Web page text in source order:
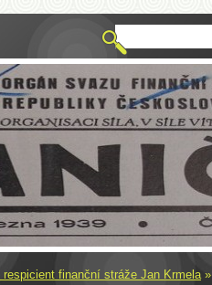
respicient finanční stráže Jan Krmela»